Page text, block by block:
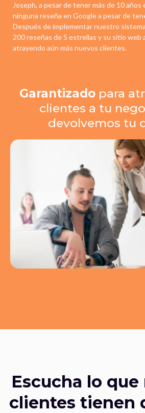
Joseph, a pesar de tener más de 10
ninguna reseña en Google a pesar de
Después de implementar nuestro
200 reseñas de 5 estrellas y su sitio web
atrayendo aún más nuevos clientes.
Garantizado para
clientes a tu
devolvemos tu
Escucha lo
clientes tienen